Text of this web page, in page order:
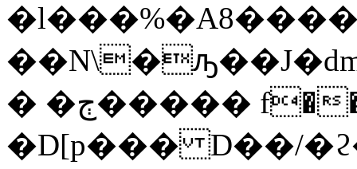
� �ڄ����� f���$�еN�`�EGv/�Z)
�D[p��� D��/